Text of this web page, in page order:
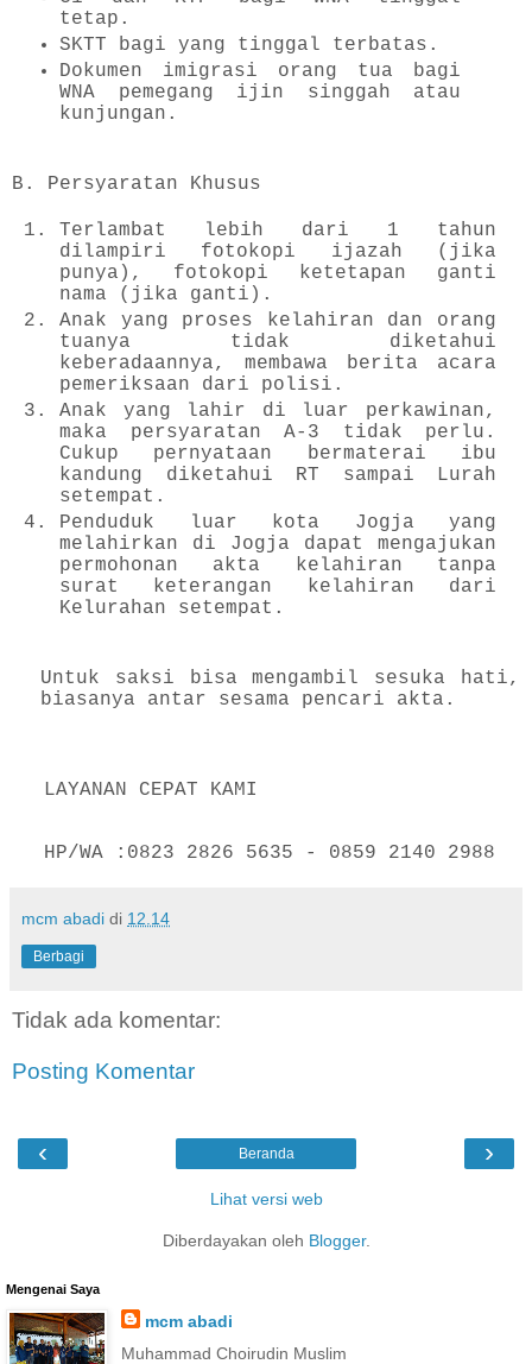
tetap.
SKTT bagi yang tinggal terbatas.
Dokumen imigrasi orang tua bagi
WNA pemegang ijin singgah atau
kunjungan.
B. Persyaratan Khusus
Terlambat lebih dari 1 tahun
dilampiri fotokopi ijazah (jika
punya), fotokopi ketetapan ganti
nama (jika ganti).
Anak yang proses kelahiran dan orang
tuanya tidak diketahui
keberadaannya, membawa berita acara
pemeriksaan dari polisi.
Anak yang lahir di luar perkawinan,
maka persyaratan A-3 tidak perlu.
Cukup pernyataan bermaterai ibu
kandung diketahui RT sampai Lurah
setempat.
Penduduk luar kota Jogja yang
melahirkan di Jogja dapat mengajukan
permohonan akta kelahiran tanpa
surat keterangan kelahiran dari
Kelurahan setempat.
Untuk saksi bisa mengambil sesuka hati,
biasanya antar sesama pencari akta.
LAYANAN CEPAT KAMI
HP/WA :0823 2826 5635 - 0859 2140 2988
mcm abadi di 12.14
Berbagi
Tidak ada komentar:
Posting Komentar
‹ ›
Beranda
Lihat versi web
Diberdayakan oleh Blogger.
Mengenai Saya
mcm abadi
Muhammad Choirudin Muslim